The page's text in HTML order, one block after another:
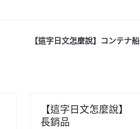
【這字日文怎麼說】コンテナ船
【這字日文怎麼說】
長銷品